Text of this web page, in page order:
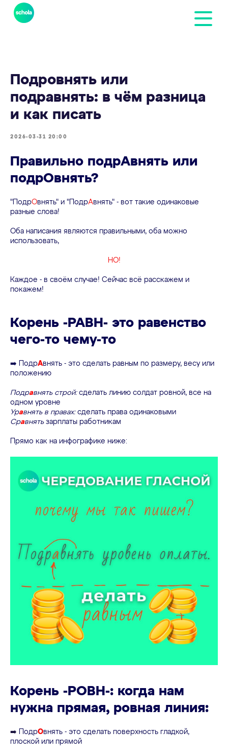
Подровнять или
подравнять: в чём разница
и как писать
2026-03-31 20:00
Правильно подрАвнять или
подрОвнять?
"ПодрОвнять" и "ПодрАвнять" - вот такие одинаковые
разные слова!
Оба написания являются правильными, оба можно
использовать,
НО!
Каждое - в своём случае! Сейчас всё расскажем и
покажем!
Корень -РАВН- это равенство
чего-то чему-то
➡️ ПодрАвнять - это сделать равным по размеру, весу или
положению
Подравнять строй: сделать линию солдат ровной, все на
одном уровне
Уравнять в правах: сделать права одинаковыми
Сравнятьзарплаты работникам
Прямо как на инфографике ниже:
Корень -РОВН-: когда нам
нужна прямая, ровная линия:
➡️ ПодрОвнять - это сделать поверхность гладкой,
плоской или прямой